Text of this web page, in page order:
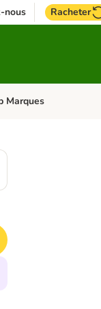
nous Racheter
les catégories: Cheval
Marques